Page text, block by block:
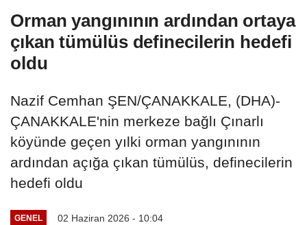
Orman yangınının ardından ortaya
çıkan tümülüs definecilerin hedefi
oldu
Nazif Cemhan ŞEN/ÇANAKKALE, (DHA)-
ÇANAKKALE'nin merkeze bağlı Çınarlı
köyünde geçen yılki orman yangınının
ardından açığa çıkan tümülüs, definecilerin
hedefi oldu
GENEL 02 Haziran 2026 - 10:04